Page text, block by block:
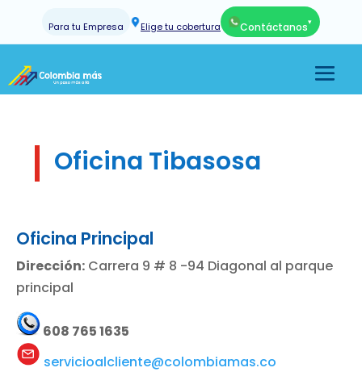
Para tu Empresa Elige tu cobertura Contáctanos▾
Oficina Tibasosa
Oficina Principal
Dirección: Carrera 9 # 8 -94 Diagonal al parque
principal
608 765 1635
servicioalcliente@colombiamas.co